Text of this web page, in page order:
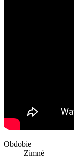
Obdobie
Zimné